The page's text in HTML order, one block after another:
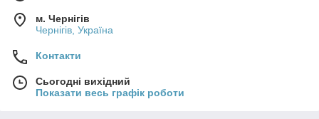
м. Чернігів
Чернігів, Україна
Контакти
Сьогодні вихідний
Показати весь графік роботи